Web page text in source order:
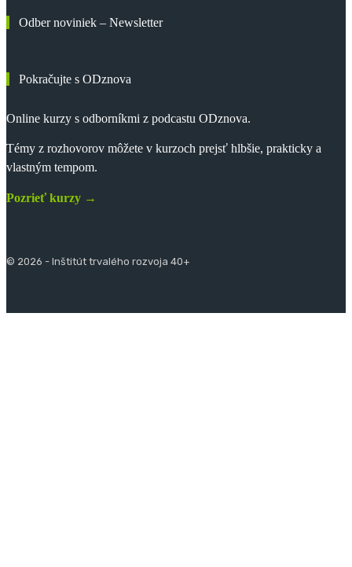
Odber noviniek – Newsletter
Pokračujte s ODznova
Online kurzy s odborníkmi z podcastu ODznova.
Témy z rozhovorov môžete v kurzoch prejsť hlbšie, prakticky a
vlastným tempom.
Pozrieť kurzy →
© 2026 - Inštitút trvalého rozvoja 40+